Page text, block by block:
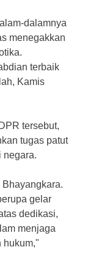
dalamnya
menegakkan
terbaik
Kamis
tersebut,
tugas patut
negara.
gelar
dedikasi,
menjaga
hukum,"